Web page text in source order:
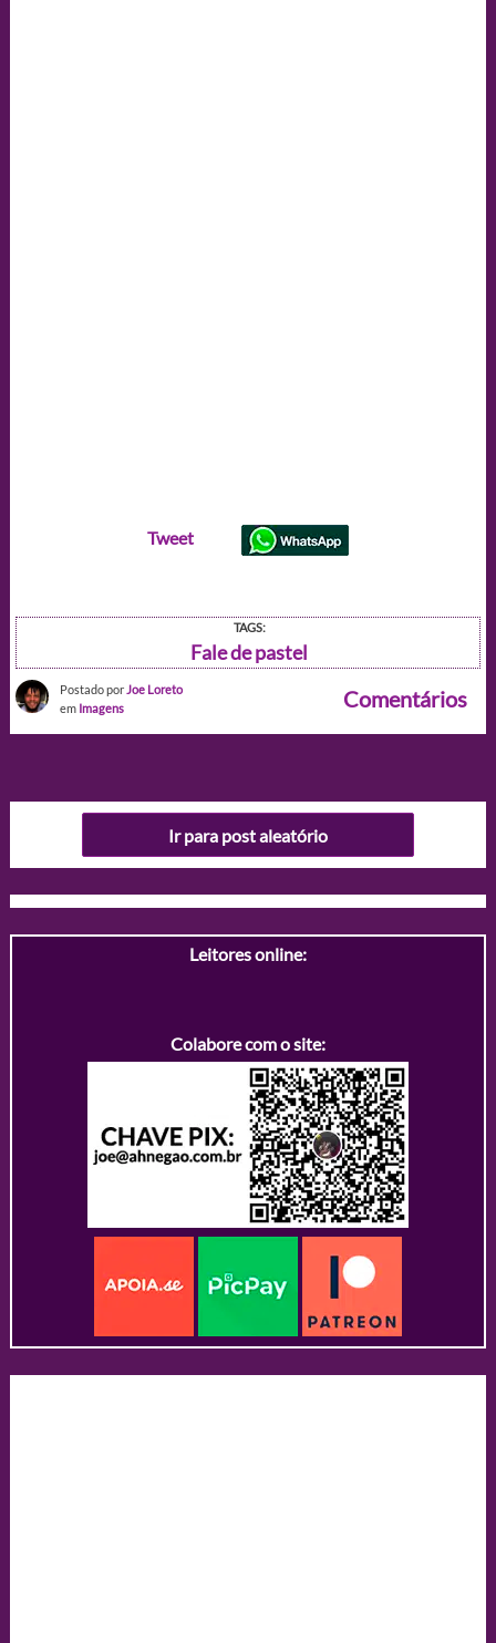
Tweet
TAGS:
Fale de pastel
Postado por Joe Loreto
em Imagens Comentários
Ir para post aleatório
Leitores online:
Colabore com o site: